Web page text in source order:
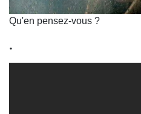
Qu'en pensez-vous ?
.